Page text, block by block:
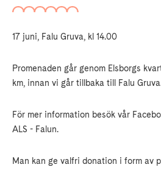
17 juni, Falu Gruva, kl 14.00
Promenaden går genom Elsborgs
km, innan vi går tillbaka till Falu
För mer information besök vår
ALS - Falun.
Man kan ge valfri donation i form av